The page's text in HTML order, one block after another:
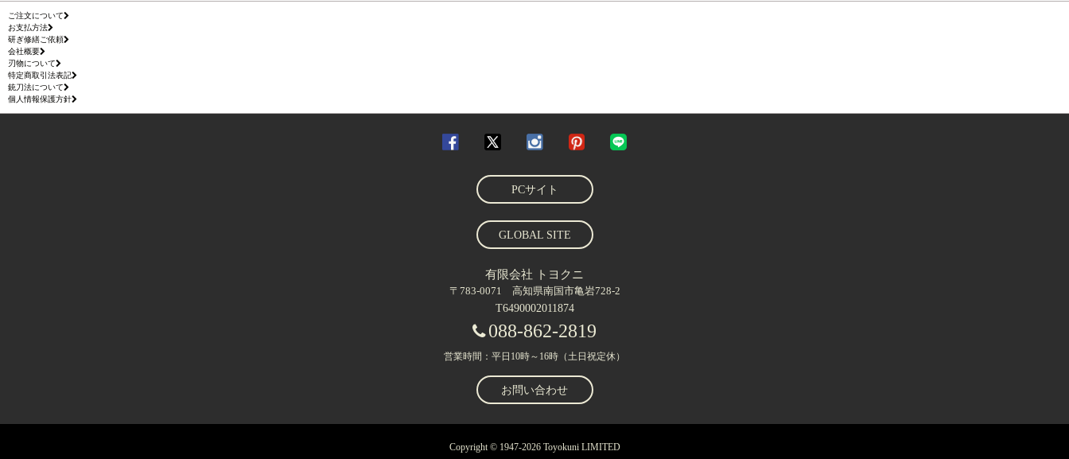
ご注文について
お支払方法
研ぎ修繕ご依頼
会社概要
刃物について
特定商取引法表記
銃刀法について
個人情報保護方針
PCサイト
GLOBAL SITE
有限会社 トヨクニ
〒783-0071 高知県南国市亀岩728-2
T6490002011874
088-862-2819
営業時間：平日10時～16時（土日祝定休）
お問い合わせ
Copyright © 1947-2026 Toyokuni LIMITED